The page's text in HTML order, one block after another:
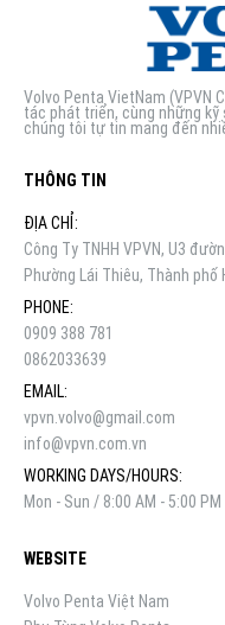
Volvo Penta VietNam (VPVN
tác phát triển, cùng những kỹ
chúng tôi tự tin mang đến
THÔNG TIN
ĐỊA CHỈ:
Công Ty TNHH VPVN, U3
Phường Lái Thiêu, Thành phố
PHONE:
0909 388 781
0862033639
EMAIL:
vpvn.volvo@gmail.com
info@vpvn.com.vn
WORKING DAYS/HOURS:
Mon - Sun / 8:00 AM - 5:00 PM
WEBSITE
Volvo Penta Việt Nam